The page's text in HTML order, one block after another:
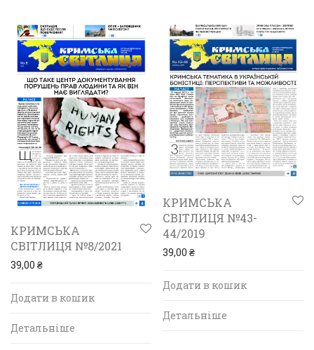
КРИМСЬКА
СВІТЛИЦЯ №8/2021
39,00 ₴
Додати в кошик
Детальніше
КРИМСЬКА
СВІТЛИЦЯ №43-
44/2019
39,00 ₴
Додати в кошик
Детальніше